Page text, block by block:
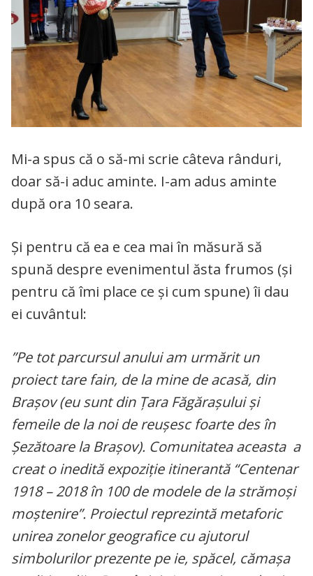
Mi-a spus că o să-mi scrie câteva rânduri,
doar să-i aduc aminte. I-am adus aminte
după ora 10 seara.
Și pentru că ea e cea mai în măsură să
spună despre evenimentul ăsta frumos (și
pentru că îmi place ce și cum spune) îi dau
ei cuvântul:
”Pe tot parcursul anului am urmărit un
proiect tare fain, de la mine de acasă, din
Brașov (eu sunt din Țara Făgărașului și
femeile de la noi de reușesc foarte des în
Șezătoare la Brașov). Comunitatea aceasta a
creat o inedită expoziție itinerantă “Centenar
1918 – 2018 în 100 de modele de la strămoși
moștenire”. Proiectul reprezintă metaforic
unirea zonelor geografice cu ajutorul
simbolurilor prezente pe ie, spăcel, cămașa